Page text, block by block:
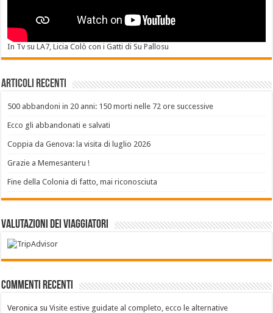
In Tv su LA7, Licia Colò con i Gatti di Su Pallosu
Articoli recenti
500 abbandoni in 20 anni: 150 morti nelle 72 ore successive
Ecco gli abbandonati e salvati
Coppia da Genova: la visita di luglio 2026
Grazie a Memesanteru !
Fine della Colonia di fatto, mai riconosciuta
Valutazioni dei Viaggiatori
Commenti recenti
Veronica suVisite estive guidate al completo, ecco le alternative